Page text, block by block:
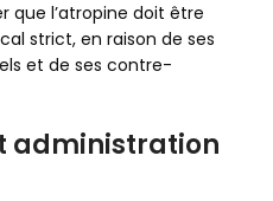
que l’atropine doit être
strict, en raison de ses
et de ses contre-
administration